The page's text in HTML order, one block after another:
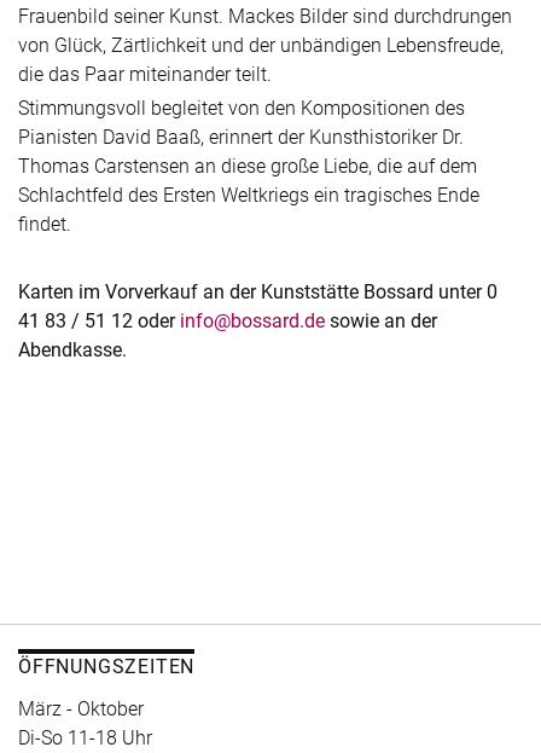
Frauenbild seiner Kunst. Mackes Bilder sind durchdrungen
von Glück, Zärtlichkeit und der unbändigen Lebensfreude,
die das Paar miteinander teilt.
Stimmungsvoll begleitet von den Kompositionen des
Pianisten David Baaß, erinnert der Kunsthistoriker Dr.
Thomas Carstensen an diese große Liebe, die auf dem
Schlachtfeld des Ersten Weltkriegs ein tragisches Ende
findet.
Karten im Vorverkauf an der Kunststätte Bossard unter 0
41 83 / 51 12 oder info@bossard.de sowie an der
Abendkasse.
ÖFFNUNGSZEITEN
März - Oktober
Di-So 11-18 Uhr